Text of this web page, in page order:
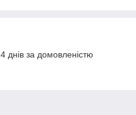
днів за домовленістю